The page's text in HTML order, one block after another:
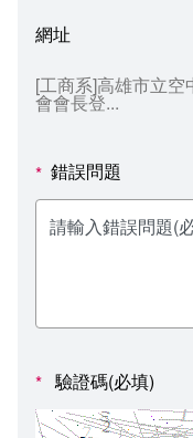
線上報名查詢
秘書處出納組
秘書處文書組
教學媒體處
電算中心
會計室
人事室
健康管理與促進學系
校園行事曆
教室‧會議室預約系
線上報修最新消息
政府公開資訊
常見問答
意見信箱
各單位意見信箱
諮詢信箱進度查詢
影音資訊
網址
[工商系]高雄市立
會會長登...
* 錯誤問題
* 驗證碼(必填)